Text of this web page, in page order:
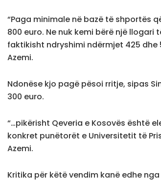
“Paga minimale në bazë të shportës
800 euro. Ne nuk kemi bërë një
faktikisht ndryshimi ndërmjet 425 dhe
Azemi.
Ndonëse kjo pagë pësoi rritje, sipas
300 euro.
“…pikërisht Qeveria e Kosovës është
konkret punëtorët e Universitetit të
Azemi.
Kritika për këtë vendim kanë edhe